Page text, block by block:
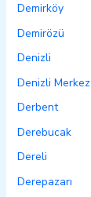
Demirköy
Demirözü
Denizli
Denizli Merkez
Derbent
Derebucak
Dereli
Derepazarı